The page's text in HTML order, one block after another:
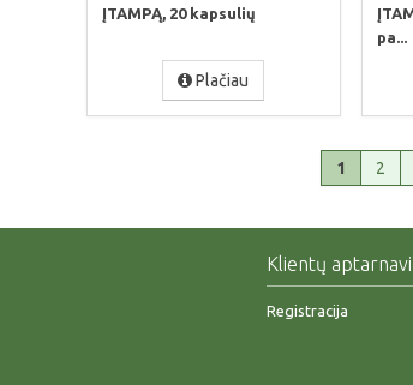
ĮTAMPĄ, 20 kapsulių
Plačiau
pa...
1 2
Klientų
Registracija